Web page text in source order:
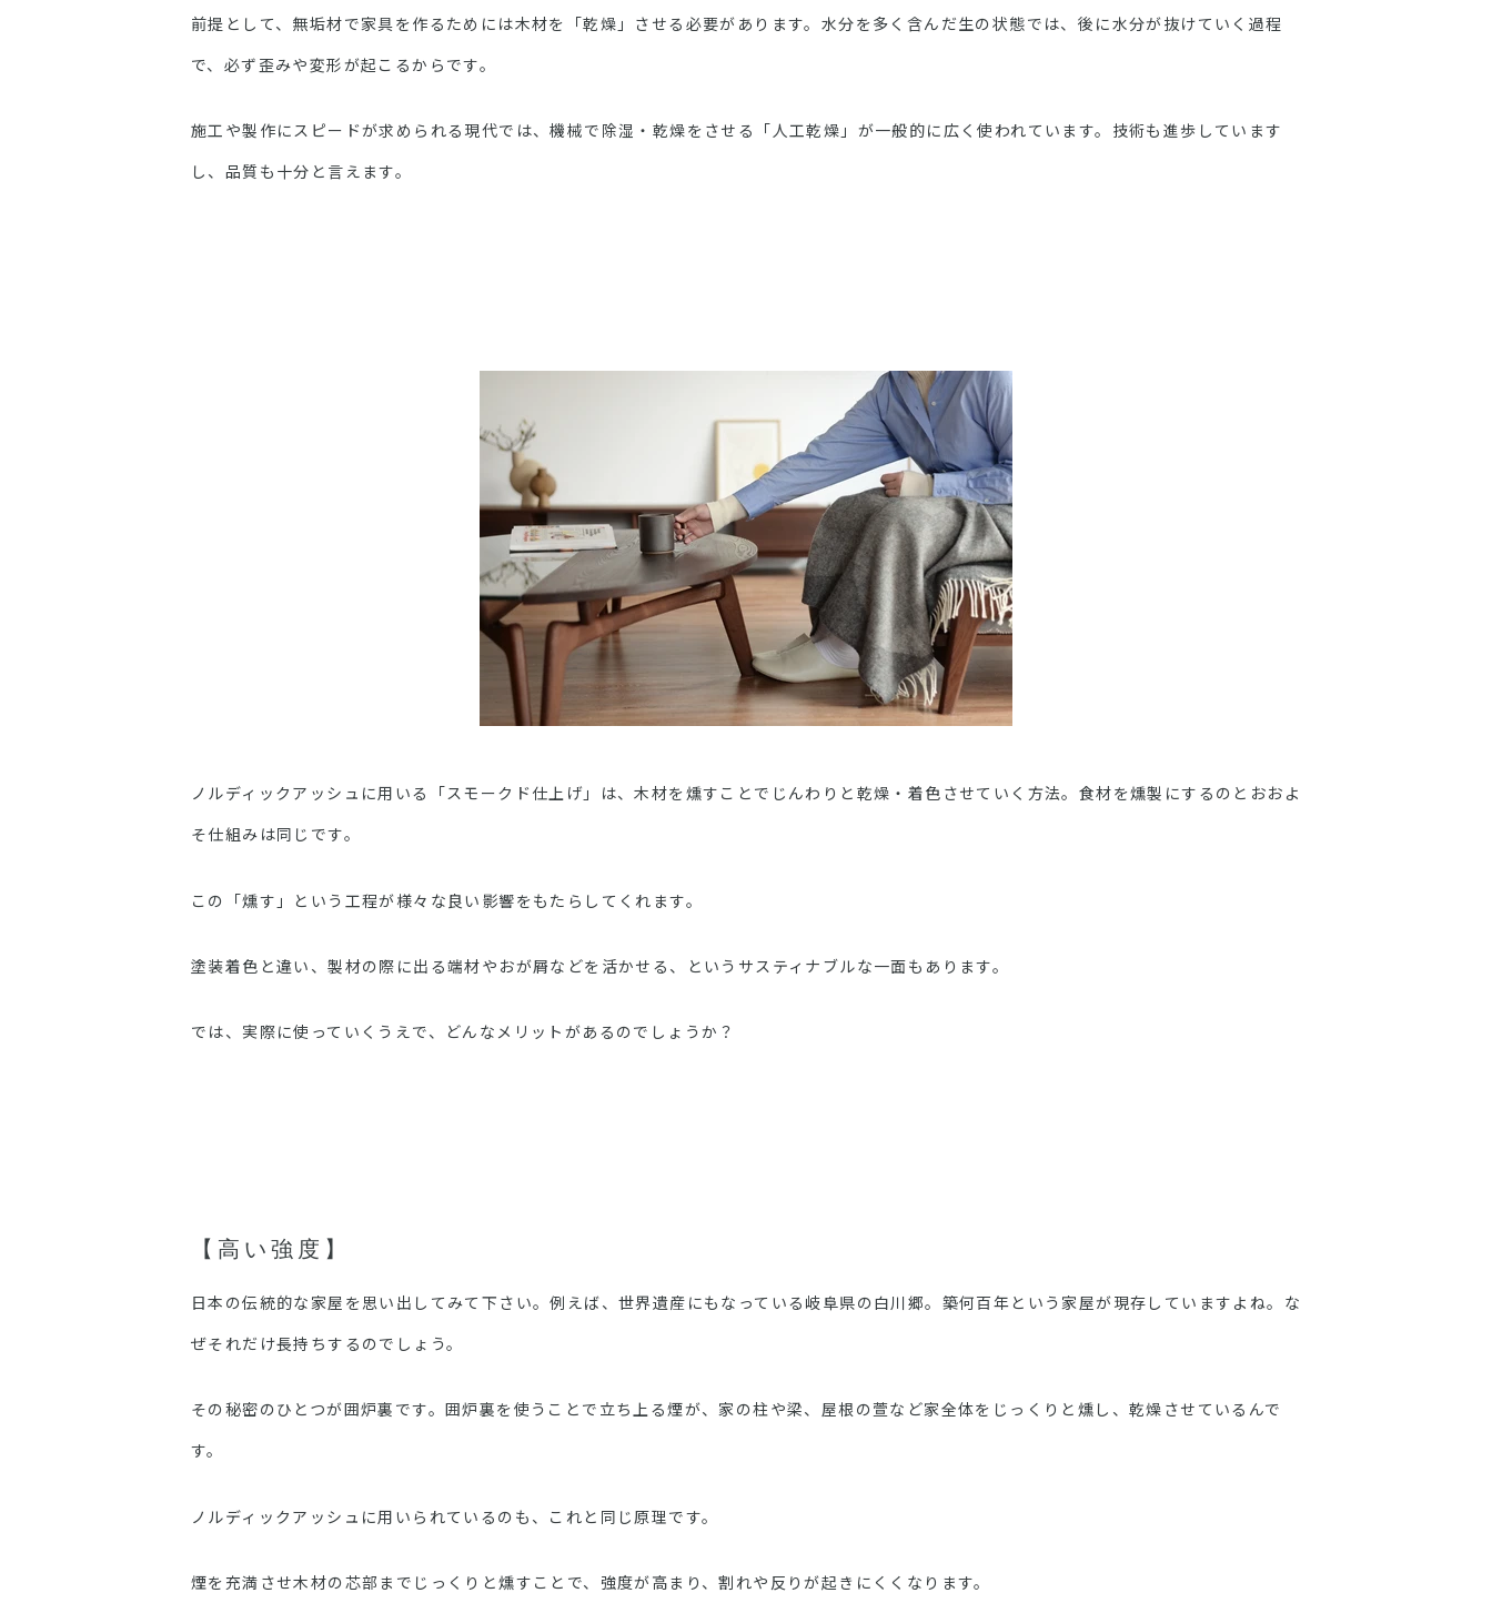
前提として、無垢材で家具を作るためには木材を「乾燥」させる必要があります。水分を多く含んだ生の状態では、後に水分が抜けていく過程
で、必ず歪みや変形が起こるからです。
施工や製作にスピードが求められる現代では、機械で除湿・乾燥をさせる「人工乾燥」が一般的に広く使われています。技術も進歩しています
し、品質も十分と言えます。
ノルディックアッシュに用いる「スモークド仕上げ」は、木材を燻すことでじんわりと乾燥・着色させていく方法。食材を燻製にするのとおおよ
そ仕組みは同じです。
この「燻す」という工程が様々な良い影響をもたらしてくれます。
塗装着色と違い、製材の際に出る端材やおが屑などを活かせる、というサスティナブルな一面もあります。
では、実際に使っていくうえで、どんなメリットがあるのでしょうか？
【高い強度】
日本の伝統的な家屋を思い出してみて下さい。例えば、世界遺産にもなっている岐阜県の白川郷。築何百年という家屋が現存していますよね。な
ぜそれだけ長持ちするのでしょう。
その秘密のひとつが囲炉裏です。囲炉裏を使うことで立ち上る煙が、家の柱や梁、屋根の萱など家全体をじっくりと燻し、乾燥させているんで
す。
ノルディックアッシュに用いられているのも、これと同じ原理です。
煙を充満させ木材の芯部までじっくりと燻すことで、強度が高まり、割れや反りが起きにくくなります。